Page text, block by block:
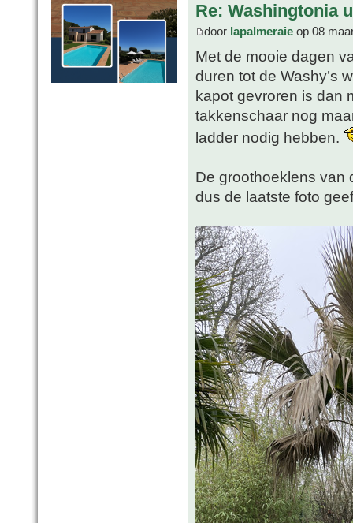
Re: Washingtonia
door lapalmeraie op 08
Met de mooie dagen
duren tot de Washy’s
kapot gevroren is dan
takkenschaar nog
ladder nodig hebben.
De groothoeklens van
dus de laatste foto